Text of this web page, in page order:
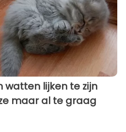
watten lijken te zijn
maar al te graag